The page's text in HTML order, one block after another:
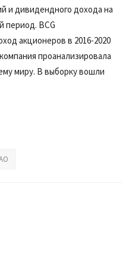
и дивидендного дохода на
период. BCG
акционеров в 2016-2020
проанализировала
миру. В выборку вошли